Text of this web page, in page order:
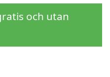
och utan